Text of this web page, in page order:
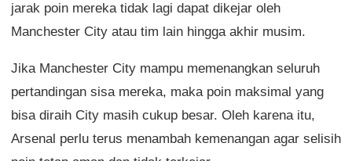
jarak poin mereka tidak lagi dapat dikejar oleh
Manchester City atau tim lain hingga akhir musim.
Jika Manchester City mampu memenangkan seluruh
pertandingan sisa mereka, maka poin maksimal yang
bisa diraih City masih cukup besar. Oleh karena itu,
Arsenal perlu terus menambah kemenangan agar selisih